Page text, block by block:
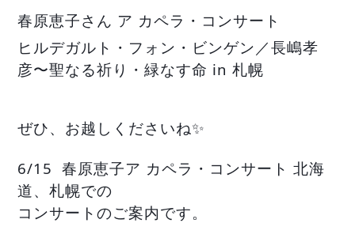
春原恵子さん ア カペラ・コンサート
ヒルデガルト・フォン・ビンゲン／長嶋孝
彦〜聖なる祈り・緑なす命 in 札幌
ぜひ、お越しくださいね✨
6/15 春原恵子ア カペラ・コンサート 北海
道、札幌での
コンサートのご案内です。